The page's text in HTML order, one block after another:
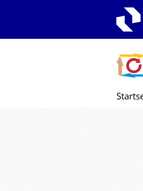
Zur Hauptnavigation springen